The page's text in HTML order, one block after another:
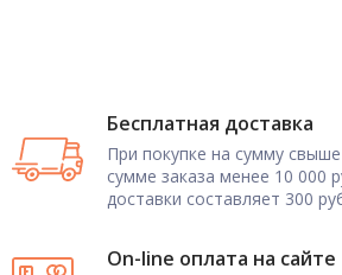
Бесплатная доставка
При покупке на сумму
сумме заказа менее 10 000
доставки составляет 300
On-line оплата на сайте